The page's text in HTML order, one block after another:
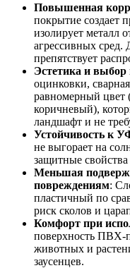
Повышенная
покрытие создает
изолирует металл
агрессивных
препятствует
Эстетика и выбор
оцинковки,
равномерный
коричневый),
ландшафт и не
Устойчивость к
не выгорает на
защитные
Меньшая
повреждениям:
пластичный по
риск сколов и
Комфорт при
поверхность ПВХ-
животных и
заусенцев.